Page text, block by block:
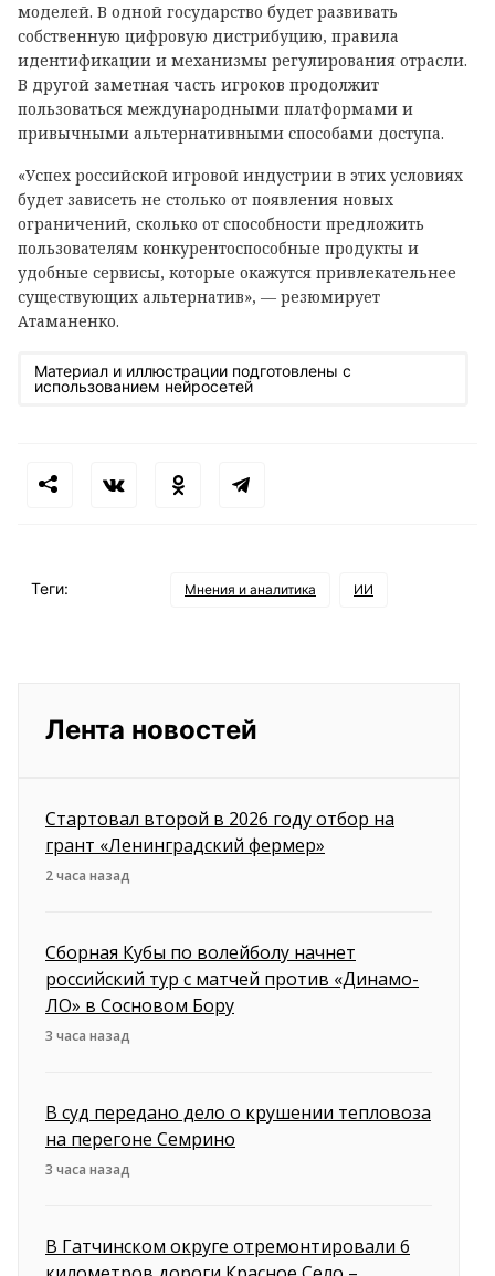
моделей. В одной государство будет развивать
собственную цифровую дистрибуцию, правила
идентификации и механизмы регулирования отрасли.
В другой заметная часть игроков продолжит
пользоваться международными платформами и
привычными альтернативными способами доступа.
«Успех российской игровой индустрии в этих условиях
будет зависеть не столько от появления новых
ограничений, сколько от способности предложить
пользователям конкурентоспособные продукты и
удобные сервисы, которые окажутся привлекательнее
существующих альтернатив», — резюмирует
Атаманенко.
Материал и иллюстрации подготовлены с
использованием нейросетей
Теги: Мнения и аналитика ИИ
Лента новостей
Стартовал второй в 2026 году отбор на
грант «Ленинградский фермер»
2 часа назад
Сборная Кубы по волейболу начнет
российский тур с матчей против «Динамо-
ЛО» в Сосновом Бору
3 часа назад
В суд передано дело о крушении тепловоза
на перегоне Семрино
3 часа назад
В Гатчинском округе отремонтировали 6